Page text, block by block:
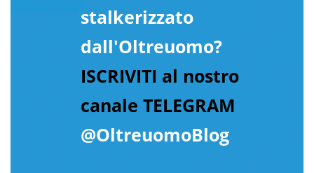
stalkerizzato
dall'Oltreuomo?
ISCRIVITI al nostro
canale TELEGRAM
@OltreuomoBlog